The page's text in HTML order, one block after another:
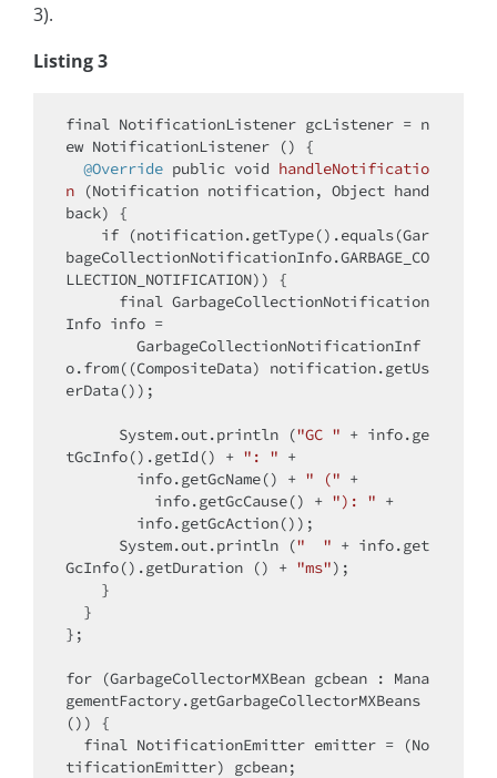
3).
Listing 3
final NotificationListener gcListener = n
ew NotificationListener () {
@Override public void handleNotificatio
n
(Notification notification, Object hand
back)
{
if (notification.getType().equals(Gar
bageCollectionNotificationInfo.GARBAGE_CO
LLECTION_NOTIFICATION)) {
final GarbageCollectionNotification
Info info =
o.from((CompositeData) notification.getUs
erData());
      System.out.println (
"GC " + info.ge
tGcInfo().getId() + ": " +
        info.getGcName() +
" (" +
          info.getGcCause() +
"): " +
      System.out.println (
"  " + info.get
GcInfo().getDuration () + "ms");
};
for (GarbageCollectorMXBean gcbean : Mana
gementFactory.getGarbageCollectorMXBeans
()) {
final NotificationEmitter emitter = (No
tificationEmitter) gcbean;